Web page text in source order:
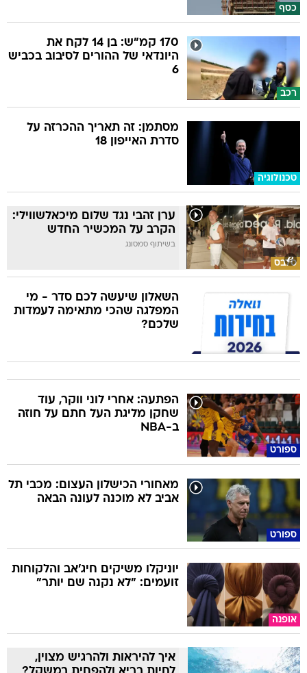
כסף
רכב
170 קמ"ש: בן 14 לקח את
היונדאי של ההורים לסיבוב בכביש
6
טכנולוגיה
מסתמן: זה תאריך ההכרזה על
סדרת האייפון 18
סלבס
ערן זהבי נגד שלום מיכאלשווילי:
הקרב על המכשיר החדש
בשיתוף סמסונג
השאלון שיעשה לכם סדר - מי
המפלגה שהכי מתאימה לעמדות
שלכם?
ספורט
הפתעה: אחרי לוני ווקר, עוד
שחקן מליגת העל חתם על חוזה
ב-NBA
ספורט
מאחורי הכישלון העצום: מכבי תל
אביב לא מוכנה לעונה הבאה
אופנה
יוניקלו משיקים חיג'אב והלקוחות
זועמים: "לא נקנה שם יותר"
איך להיראות ולהרגיש מצוין,